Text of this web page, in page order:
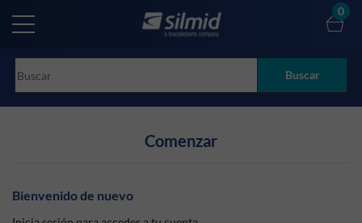
main
Buscar
0
Comenzar
Bienvenido de nuevo